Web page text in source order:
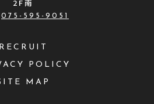
2F南
075-595-9051
RECRUIT
POLICY
MAP